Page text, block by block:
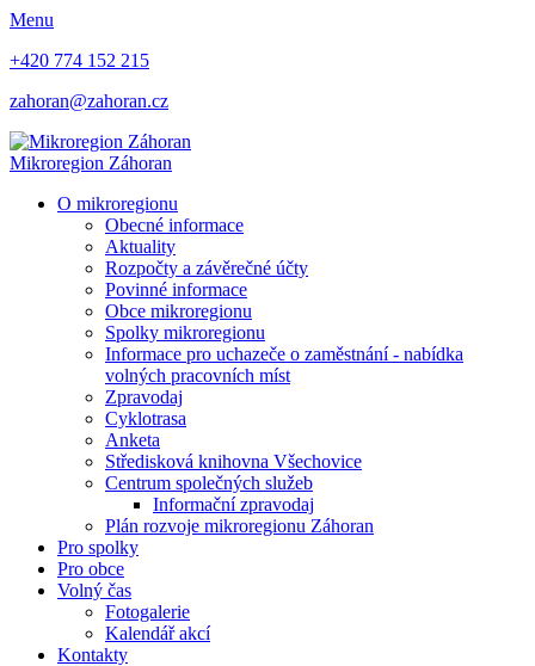
Menu
+420 774 152 215
zahoran@zahoran.cz
Mikroregion Záhoran
O mikroregionu
Obecné informace
Aktuality
Rozpočty a závěrečné účty
Povinné informace
Obce mikroregionu
Spolky mikroregionu
Informace pro uchazeče o zaměstnání - nabídka
volných pracovních míst
Zpravodaj
Cyklotrasa
Anketa
Středisková knihovna Všechovice
Centrum společných služeb
Informační zpravodaj
Plán rozvoje mikroregionu Záhoran
Pro spolky
Pro obce
Volný čas
Fotogalerie
Kalendář akcí
Kontakty